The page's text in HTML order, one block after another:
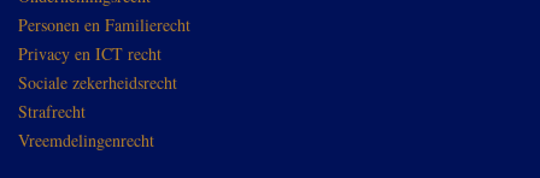
Personen en Familierecht
Privacy en ICT recht
Sociale zekerheidsrecht
Strafrecht
Vreemdelingenrecht